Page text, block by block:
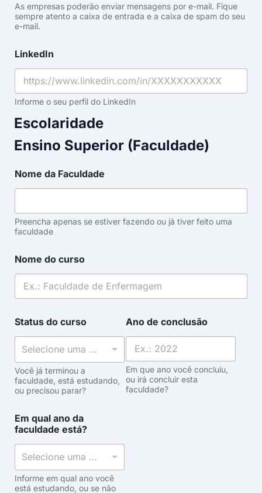
As empresas poderão enviar mensagens por e-mail. Fique
sempre atento a caixa de entrada e a caixa de spam do seu
e-mail.
LinkedIn
Informe o seu perfil do LinkedIn
Escolaridade
Ensino Superior (Faculdade)
Nome da Faculdade
Preencha apenas se estiver fazendo ou já tiver feito uma
faculdade
Nome do curso
Status do curso
Selecione uma opção
Você já terminou a
faculdade, está estudando,
ou precisou parar?
Ano de conclusão
Em que ano você concluiu,
ou irá concluir esta
faculdade?
Em qual ano da
faculdade está?
Selecione uma opção
Informe em qual ano você
está estudando, ou se não